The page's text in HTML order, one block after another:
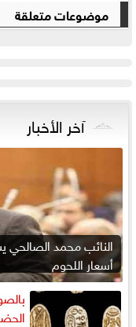
موضوعات متعلقة
آخر الأخبار
النائب محمد الصالحي
أسعار اللحوم